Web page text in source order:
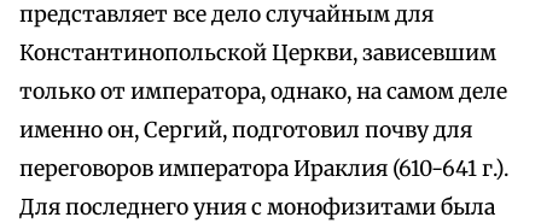
представляет все дело случайным для
Константинопольской Церкви, зависевшим
только от императора, однако, на самом деле
именно он, Сергий, подготовил почву для
переговоров императора Ираклия (610-641 г.).
Для последнего уния с монофизитами была